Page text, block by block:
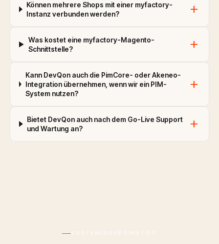
Können mehrere Shops mit einer myfactory-
Instanz verbunden werden?
add
Was kostet eine myfactory-Magento-
Schnittstelle?
add
Kann DevQon auch die PimCore- oder Akeneo-
Integration übernehmen, wenn wir ein PIM-
System nutzen?
add
Bietet DevQon auch nach dem Go-Live Support
und Wartung an?
add